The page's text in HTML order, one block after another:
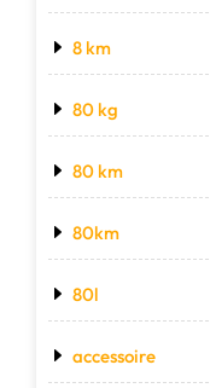
8 km
80 kg
80 km
80km
80l
accessoire